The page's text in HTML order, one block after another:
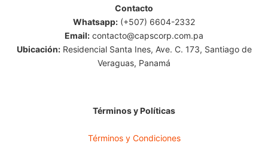
Contacto
Whatsapp: (+507) 6604-2332
Email: contacto@capscorp.com.pa
Ubicación:Residencial Santa Ines, Ave. C. 173, Santiago de
Veraguas, Panamá
Términos y Políticas
Términos y Condiciones